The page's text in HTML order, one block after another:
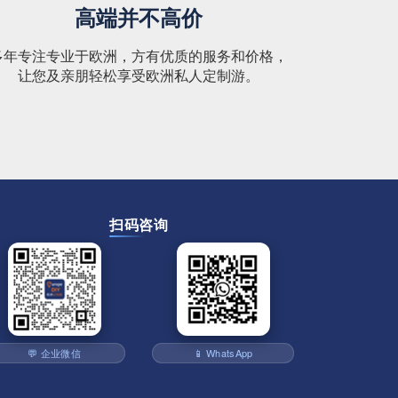
高端并不高价
专注专业于欧洲，方有优质的服务和价格，
让您及亲朋轻松享受欧洲私人定制游。
扫码咨询
💬 企业微信 📱 WhatsApp